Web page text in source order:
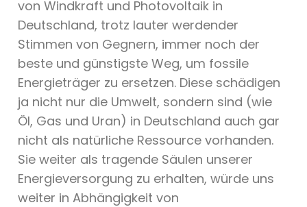
von Windkraft und Photovoltaik in
Deutschland, trotz lauter werdender
Stimmen von Gegnern, immer noch der
beste und günstigste Weg, um fossile
Energieträger zu ersetzen. Diese schädigen
ja nicht nur die Umwelt, sondern sind (wie
Öl, Gas und Uran) in Deutschland auch gar
nicht als natürliche Ressource vorhanden.
Sie weiter als tragende Säulen unserer
Energieversorgung zu erhalten, würde uns
weiter in Abhängigkeit von